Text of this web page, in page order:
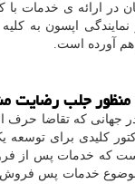
در ارائه ی خدمات با
اپسون به
آورده است.
جلب رضایت
که تقاضا حرف
کلیدی برای
که خدمات پس از
خدمات پس فروش،